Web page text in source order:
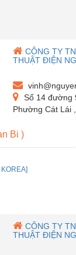
CÔNG TY
THUẬT ĐIỆN
Số 14 đường
Phường Cát Lái
Bi )
KOREA]
CÔNG TY
THUẬT ĐIỆN